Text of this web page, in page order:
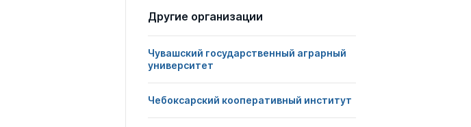
Другие организации
Чувашский государственный аграрный
университет
Чебоксарский кооперативный институт